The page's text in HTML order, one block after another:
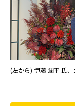
(左から) 伊藤 潤平 氏